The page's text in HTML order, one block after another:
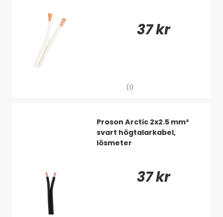
37 kr
(1)
Proson Arctic 2x2.5 mm²
svart högtalarkabel,
lösmeter
37 kr